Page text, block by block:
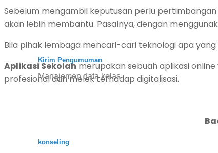
Kirim Pengumuman
Manajemen data kelas
konseling
Sebelum mengambil keputusan perlu
akan lebih membantu. Pasalnya, dengan
Bila pihak lembaga mencari-cari teknologi apa
Aplikasi Sekolahmerupakan sebuah aplikasi
profesional dan melek terhadap digitalisasi.